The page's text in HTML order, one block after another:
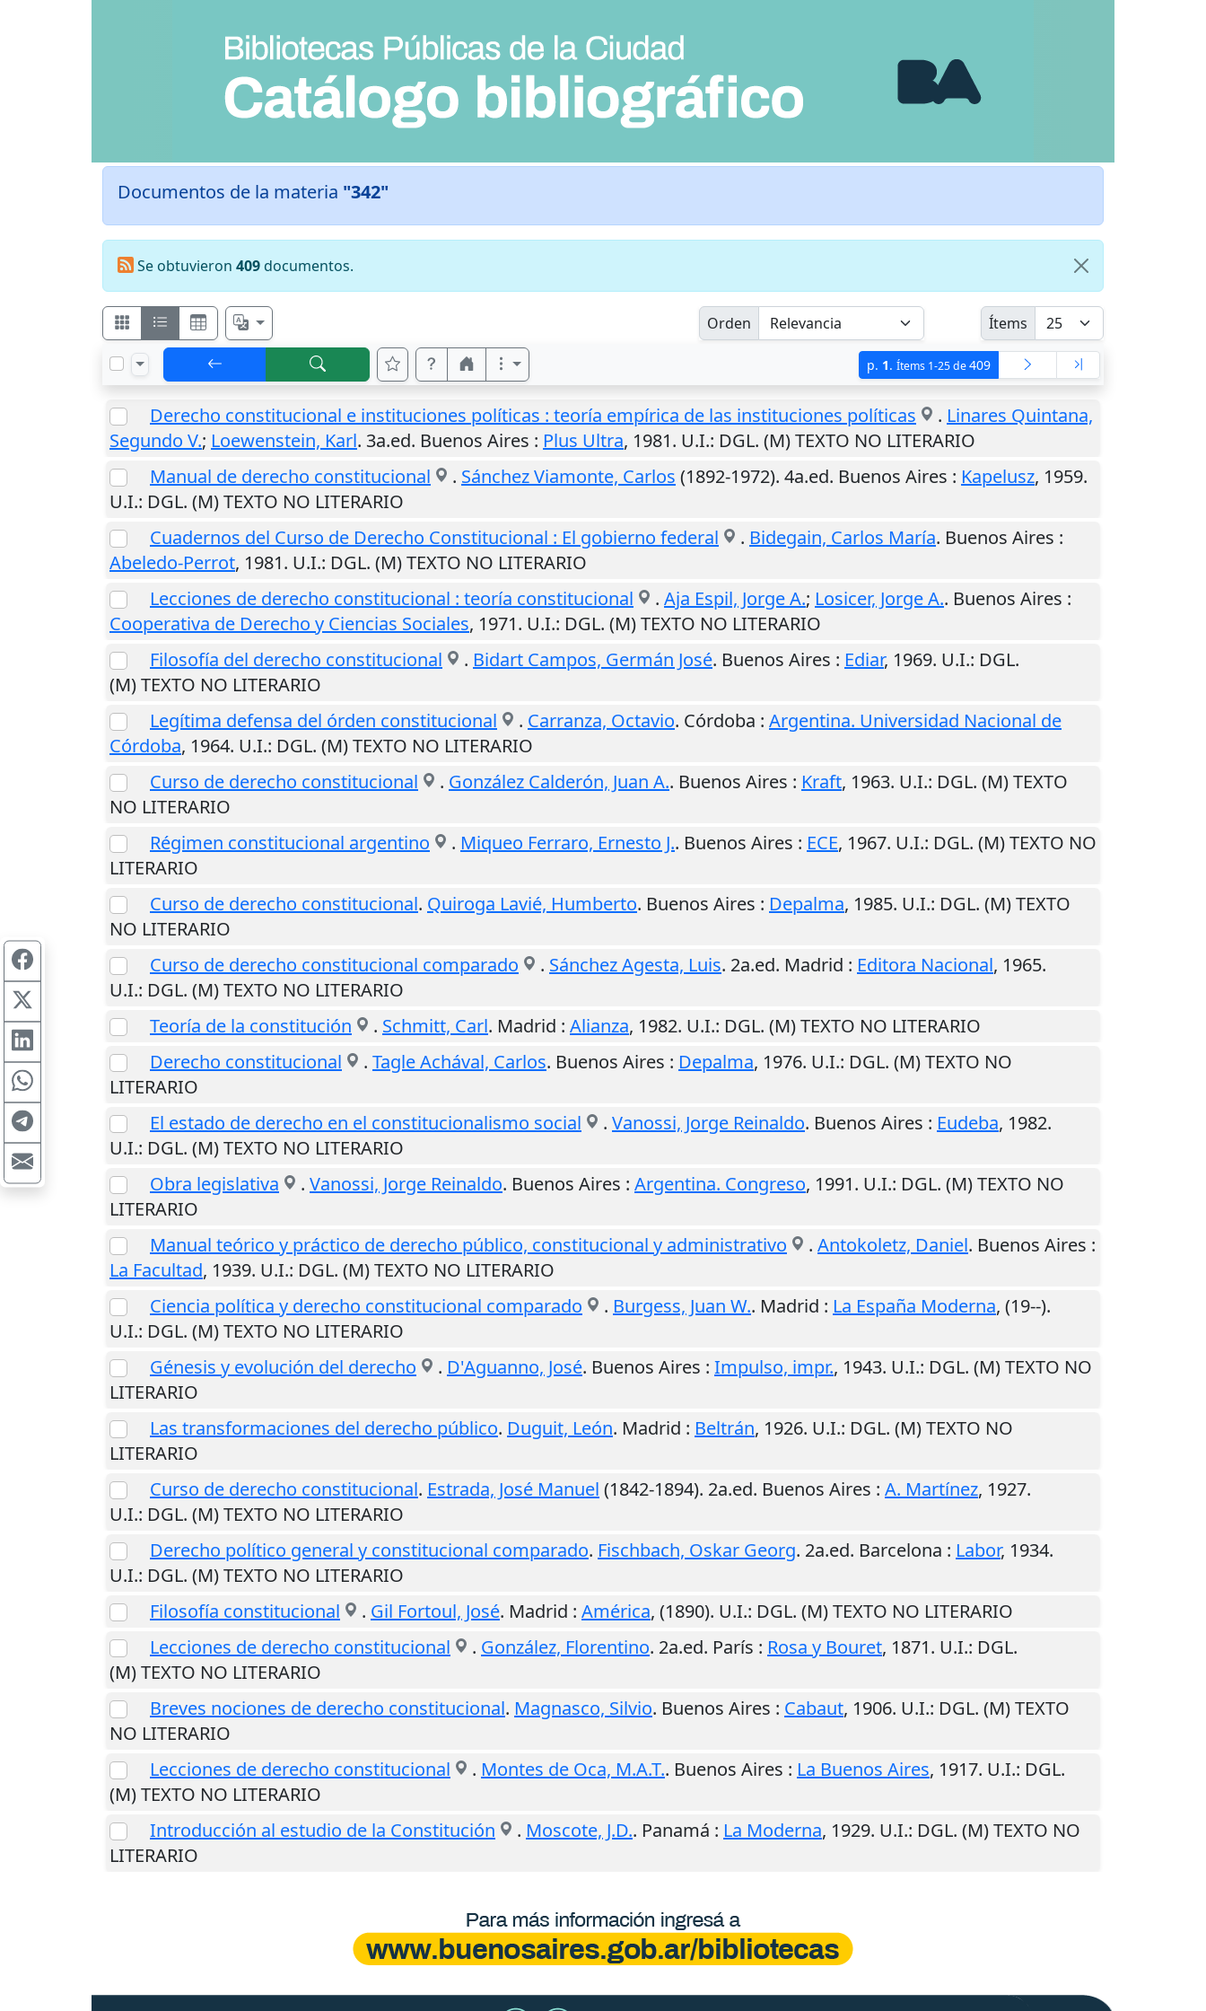
Documentos de la materia "342"
Se obtuvieron 409documentos.
Orden Ítems
p. 1.Ítems 1-25 de409
Derecho constitucional e instituciones políticas : teoría empírica de las instituciones políticas . Linares Quintana,
Segundo V.; Loewenstein, Karl. 3a.ed. Buenos Aires : Plus Ultra, 1981. U.I.: DGL. (M) TEXTO NO LITERARIO
Manual de derecho constitucional
. Sánchez Viamonte, Carlos (1892-1972). 4a.ed. Buenos Aires : Kapelusz, 1959.
U.I.: DGL. (M) TEXTO NO LITERARIO
Cuadernos del Curso de Derecho Constitucional : El gobierno federal
. Bidegain, Carlos María. Buenos Aires :
Abeledo-Perrot, 1981. U.I.: DGL. (M) TEXTO NO LITERARIO
Lecciones de derecho constitucional : teoría constitucional
. Aja Espil, Jorge A.; Losicer, Jorge A.. Buenos Aires :
Cooperativa de Derecho y Ciencias Sociales, 1971. U.I.: DGL. (M) TEXTO NO LITERARIO
Filosofía del derecho constitucional
. Bidart Campos, Germán José. Buenos Aires : Ediar, 1969. U.I.: DGL.
(M) TEXTO NO LITERARIO
Legítima defensa del órden constitucional
. Carranza, Octavio. Córdoba : Argentina. Universidad Nacional de
Córdoba, 1964. U.I.: DGL. (M) TEXTO NO LITERARIO
Curso de derecho constitucional
. González Calderón, Juan A.. Buenos Aires : Kraft, 1963. U.I.: DGL. (M) TEXTO
NO LITERARIO
Régimen constitucional argentino
. Miqueo Ferraro, Ernesto J.. Buenos Aires : ECE, 1967. U.I.: DGL. (M) TEXTO NO
LITERARIO
Curso de derecho constitucional. Quiroga Lavié, Humberto. Buenos Aires : Depalma, 1985. U.I.: DGL. (M) TEXTO
NO LITERARIO
Curso de derecho constitucional comparado
. Sánchez Agesta, Luis. 2a.ed. Madrid : Editora Nacional, 1965.
U.I.: DGL. (M) TEXTO NO LITERARIO
Teoría de la constitución
. Schmitt, Carl. Madrid : Alianza, 1982. U.I.: DGL. (M) TEXTO NO LITERARIO
Derecho constitucional
. Tagle Achával, Carlos. Buenos Aires : Depalma, 1976. U.I.: DGL. (M) TEXTO NO
LITERARIO
El estado de derecho en el constitucionalismo social
. Vanossi, Jorge Reinaldo. Buenos Aires : Eudeba, 1982.
U.I.: DGL. (M) TEXTO NO LITERARIO
Obra legislativa
. Vanossi, Jorge Reinaldo. Buenos Aires : Argentina. Congreso, 1991. U.I.: DGL. (M) TEXTO NO
LITERARIO
Manual teórico y práctico de derecho público, constitucional y administrativo
. Antokoletz, Daniel. Buenos Aires :
La Facultad, 1939. U.I.: DGL. (M) TEXTO NO LITERARIO
Ciencia política y derecho constitucional comparado
. Burgess, Juan W.. Madrid : La España Moderna, (19--).
U.I.: DGL. (M) TEXTO NO LITERARIO
Génesis y evolución del derecho
. D'Aguanno, José. Buenos Aires : Impulso, impr., 1943. U.I.: DGL. (M) TEXTO NO
LITERARIO
Las transformaciones del derecho público. Duguit, León. Madrid : Beltrán, 1926. U.I.: DGL. (M) TEXTO NO
LITERARIO
Curso de derecho constitucional. Estrada, José Manuel (1842-1894). 2a.ed. Buenos Aires : A. Martínez, 1927.
U.I.: DGL. (M) TEXTO NO LITERARIO
Derecho político general y constitucional comparado. Fischbach, Oskar Georg. 2a.ed. Barcelona : Labor, 1934.
U.I.: DGL. (M) TEXTO NO LITERARIO
Filosofía constitucional
. Gil Fortoul, José. Madrid : América, (1890). U.I.: DGL. (M) TEXTO NO LITERARIO
Lecciones de derecho constitucional
. González, Florentino. 2a.ed. París : Rosa y Bouret, 1871. U.I.: DGL.
(M) TEXTO NO LITERARIO
Breves nociones de derecho constitucional. Magnasco, Silvio. Buenos Aires : Cabaut, 1906. U.I.: DGL. (M) TEXTO
NO LITERARIO
Lecciones de derecho constitucional
. Montes de Oca, M.A.T.. Buenos Aires : La Buenos Aires, 1917. U.I.: DGL.
(M) TEXTO NO LITERARIO
Introducción al estudio de la Constitución
. Moscote, J.D.. Panamá : La Moderna, 1929. U.I.: DGL. (M) TEXTO NO
LITERARIO